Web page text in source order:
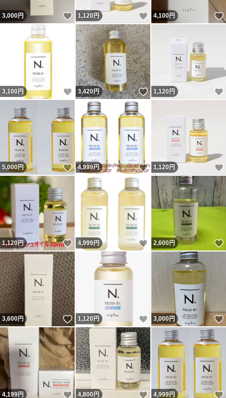
3,000円 いいね！
1,120 円 いいね！
4,100円
3,100 円 いいね！
3,420円 いいね！
1,120 円
5,000円 いいね！
4,999円 いいね！
1,120 円
1,120円 いいね！
4,999円 いいね！
2,600円
3,600円 いいね！
1,120 円 いいね！
3,000円
4,199円 いいね！
4,800円 いいね！
4,999円